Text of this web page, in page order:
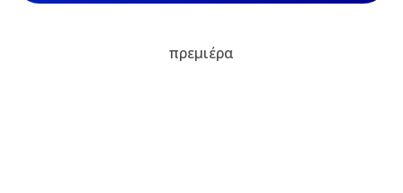
πρεμιέρα